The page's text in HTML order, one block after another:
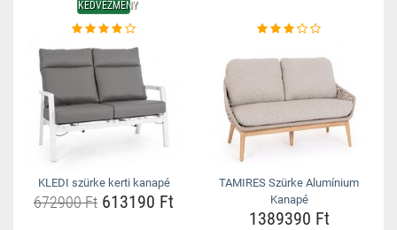
KEDVEZMÉNY
KLEDI szürke kerti kanapé
672900 Ft 613190 Ft
TAMIRES Szürke Alumínium
Kanapé
1389390 Ft